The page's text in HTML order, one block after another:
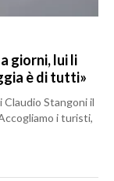
giorni, lui li
è di tutti»
Stangoni il
i turisti,